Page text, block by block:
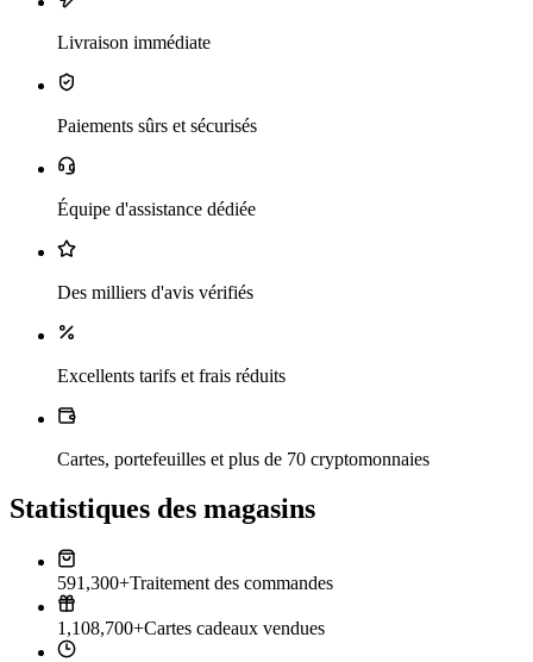
Livraison immédiate
Paiements sûrs et sécurisés
Équipe d'assistance dédiée
Des milliers d'avis vérifiés
Excellents tarifs et frais réduits
Cartes, portefeuilles et plus de 70 cryptomonnaies
Statistiques des magasins
591,300+Traitement des commandes
1,108,700+Cartes cadeaux vendues